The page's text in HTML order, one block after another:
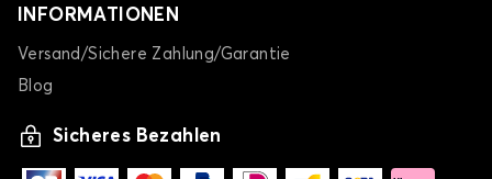
INFORMATIONEN
Versand/Sichere Zahlung/Garantie
Blog
Sicheres Bezahlen